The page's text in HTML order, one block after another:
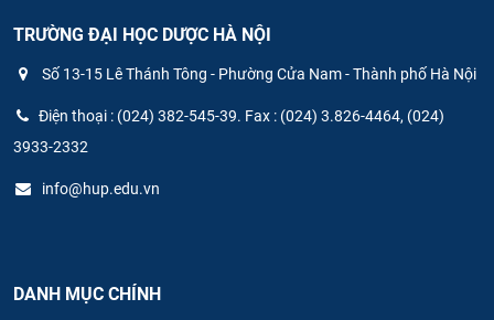
TRƯỜNG ĐẠI HỌC DƯỢC HÀ NỘI
Số 13-15 Lê Thánh Tông - Phường Cửa Nam - Thành phố Hà Nội
Điện thoại : (024) 382-545-39. Fax : (024) 3.826-4464, (024)
3933-2332
info@hup.edu.vn
DANH MỤC CHÍNH